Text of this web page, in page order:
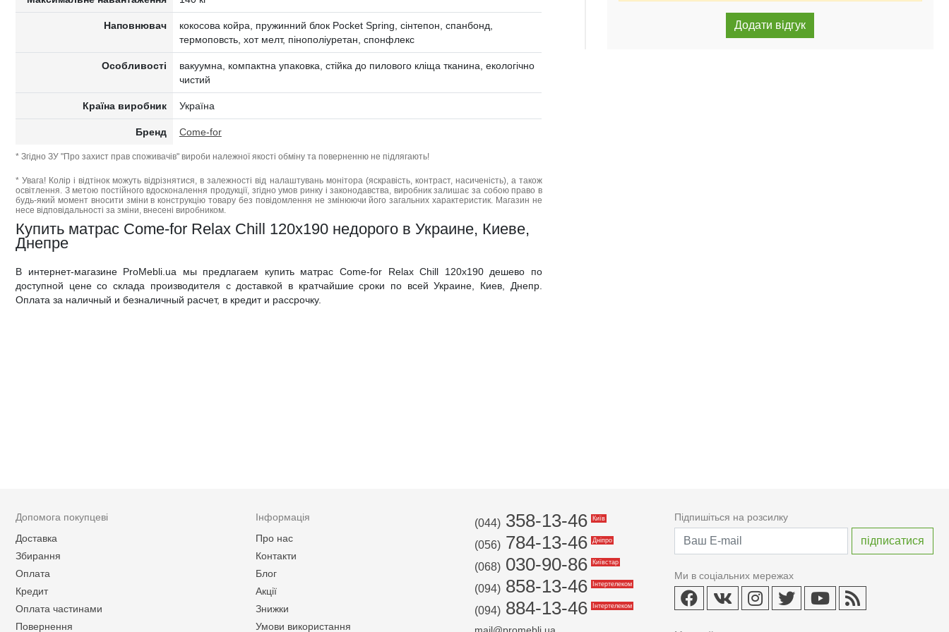
Наповнювач
кокосова койра, пружинний блок Pocket Spring, cінтепон, cпанбонд,
термоповсть, хот мелт, пінополіуретан, спонфлекс
Особливості
вакуумна, компактна упаковка, стійка до пилового кліща тканина, екологічно
чистий
Країна виробник Україна
Бренд Come-for
* Згідно ЗУ "Про захист прав споживачів" вироби належної якості обміну та поверненню не підлягають!
* Увага! Колір і відтінок можуть відрізнятися, в залежності від налаштувань монітора (яскравість, контраст, насиченість), а також
освітлення. З метою постійного вдосконалення продукції, згідно умов ринку і законодавства, виробник залишає за собою право в
будь-який момент вносити зміни в конструкцію товару без повідомлення не змінюючи його загальних характеристик. Магазин не
несе відповідальності за зміни, внесені виробником.
Купить матрас Come-for Relax Chill 120x190 недорого в Украине, Киеве,
Днепре
В интернет-магазине ProMebli.ua мы предлагаем купить матрас Come-for Relax Chill 120x190 дешево по
доступной цене со склада производителя с доставкой в кратчайшие сроки по всей Украине, Киев, Днепр.
Оплата за наличный и безналичный расчет, в кредит и рассрочку.
Допомога покупцеві
Доставка
Збирання
Оплата
Кредит
Оплата частинами
Повернення
Інформація
Про нас
Контакти
Блог
Акції
Знижки
Умови використання
(044) 358-13-46 Київ
(056) 784-13-46 Дніпро
(068) 030-90-86 Київстар
(094) 858-13-46 Інтертелеком
(094) 884-13-46 Інтертелеком
Підпишіться на розсилку
Ми в соціальних мережах